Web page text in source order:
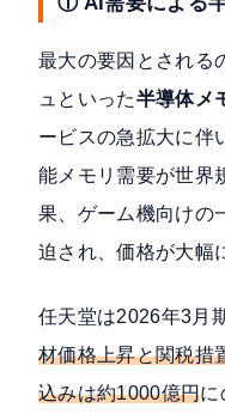
最大の要因とされる
ュといった半導体メ
ービスの急拡大に伴
能メモリ需要が世界
果、ゲーム機向けの
迫され、価格が大幅
任天堂は2026年3月
材価格上昇と関税措
込みは約1000億円に